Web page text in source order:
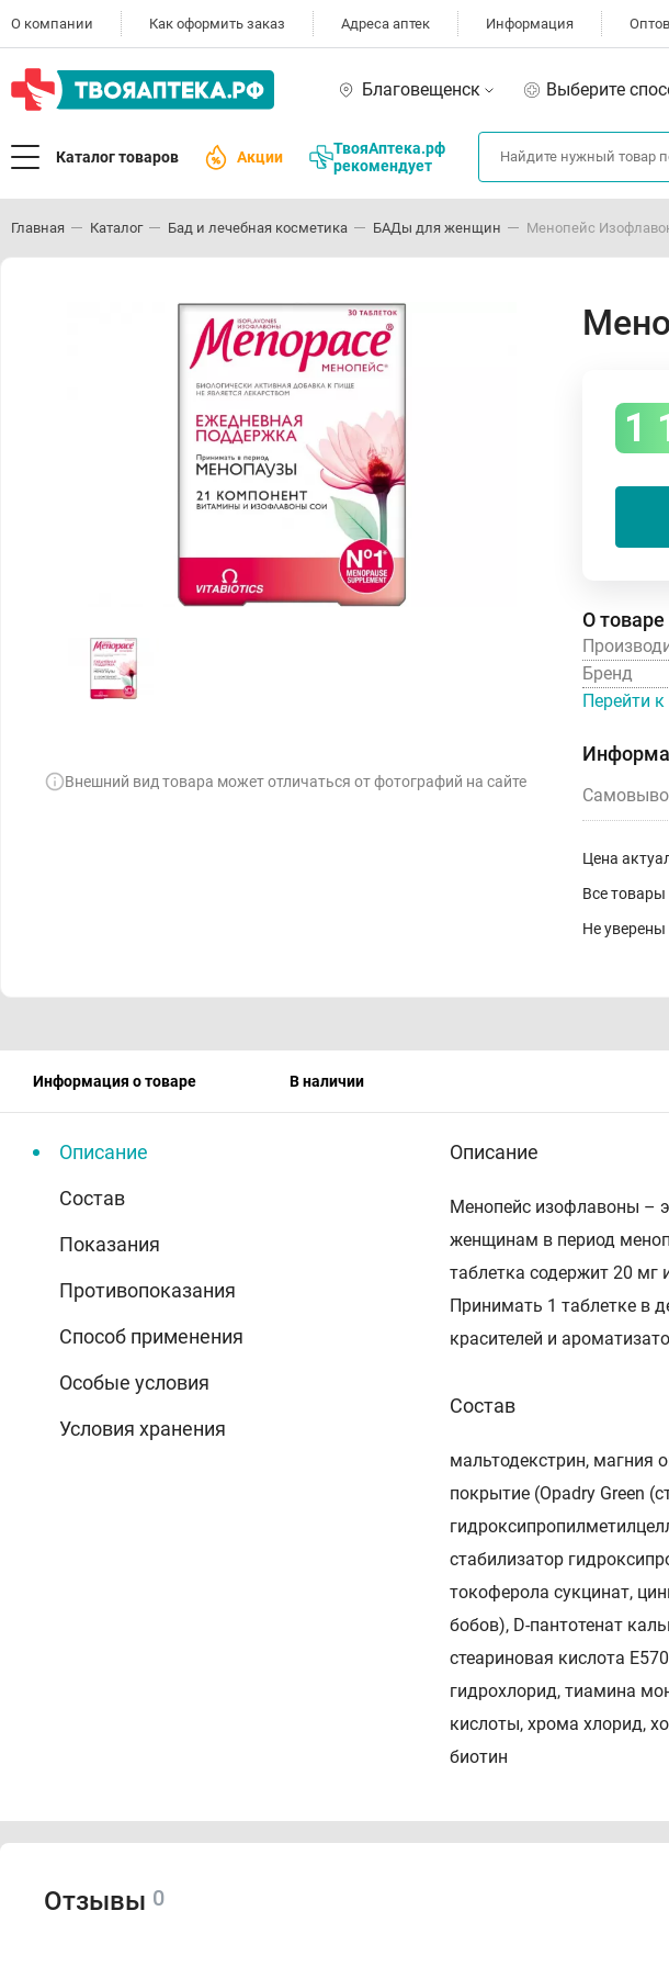
О компании Как оформить заказ Адреса аптек Информация
Благовещенск Выберите
Каталог товаров Акции
ТвояАптека.рф
рекомендует
Главная Каталог Бад и лечебная косметика БАДы для женщин Менопейс
Внешний вид товара может отличаться от фотографий на сайте
1
О товаре
Бренд
Перейти
Цена
Все товары
Не уверены
Информация о товаре В наличии
Описание
Состав
Показания
Противопоказания
Способ применения
Особые условия
Условия хранения
Описание
Менопейс изофлавоны –
женщинам в период
таблетка содержит 20
Принимать 1 таблетке в
красителей и
Состав
мальтодекстрин, магния
покрытие (Opadry Green
стабилизатор
токоферола сукцинат,
бобов), D-пантотенат
стеариновая кислота
гидрохлорид, тиамина
кислоты, хрома хлорид,
биотин
Показания
Отзывы 0